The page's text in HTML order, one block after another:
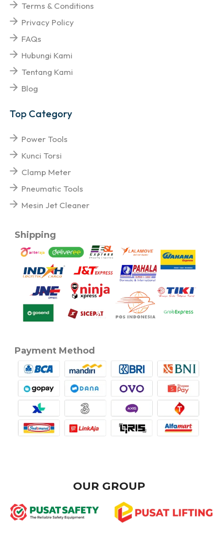
Terms & Conditions
Privacy Policy
FAQs
Hubungi Kami
Tentang Kami
Blog
Top Category
Power Tools
Kunci Torsi
Clamp Meter
Pneumatic Tools
Mesin Jet Cleaner
Shipping
Payment Method
OUR GROUP